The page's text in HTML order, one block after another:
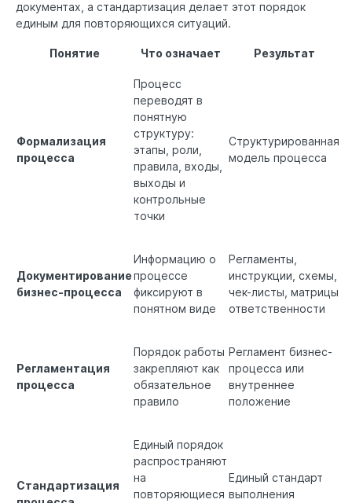
документах, а стандартизация делает этот порядок
единым для повторяющихся ситуаций.
Понятие Что означает Результат
Формализация
процесса
Процесс
переводят в
понятную
структуру:
этапы, роли,
правила, входы,
выходы и
контрольные
точки
Структурированная
модель процесса
Документирование
бизнес-процесса
Информацию о
процессе
фиксируют в
понятном виде
Регламенты,
инструкции, схемы,
чек-листы, матрицы
ответственности
Регламентация
процесса
Порядок работы
закрепляют как
обязательное
правило
Регламент бизнес-
процесса или
внутреннее
положение
Стандартизация
Единый порядок
распространяют
на
повторяющиеся
Единый стандарт
выполнения